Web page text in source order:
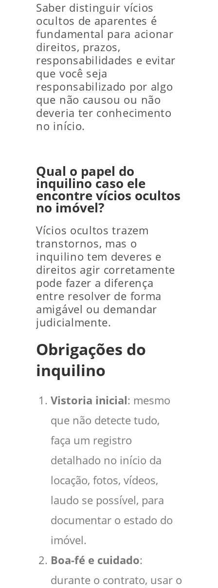
Saber distinguir vícios
ocultos de aparentes é
fundamental para acionar
direitos, prazos,
responsabilidades e evitar
que você seja
responsabilizado por algo
que não causou ou não
deveria ter conhecimento
no início.
Qual o papel do
inquilino caso ele
encontre vícios ocultos
no imóvel?
Vícios ocultos trazem
transtornos, mas o
inquilino tem deveres e
direitos agir corretamente
pode fazer a diferença
entre resolver de forma
amigável ou demandar
judicialmente.
Obrigações do
inquilino
Vistoria inicial: mesmo
que não detecte tudo,
faça um registro
detalhado no início da
locação, fotos, vídeos,
laudo se possível, para
documentar o estado do
imóvel.
Boa-fé e cuidado:
durante o contrato, usar o